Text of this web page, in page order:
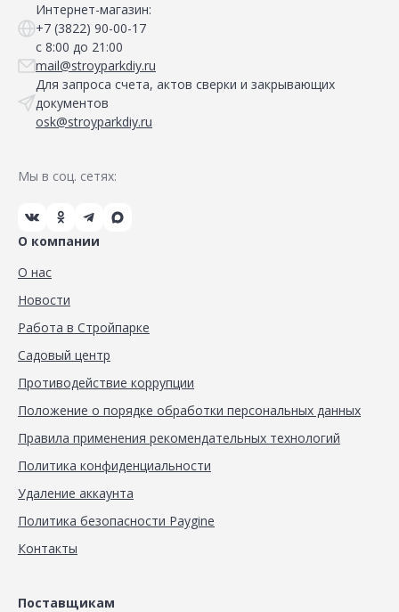
Интернет-магазин:
+7 (3822) 90-00-17
с 8:00 до 21:00
mail@stroyparkdiy.ru
Для запроса счета, актов сверки и закрывающих
документов
osk@stroyparkdiy.ru
Мы в соц. сетях:
О компании
О нас
Новости
Работа в Стройпарке
Садовый центр
Противодействие коррупции
Положение о порядке обработки персональных данных
Правила применения рекомендательных технологий
Политика конфиденциальности
Удаление аккаунта
Политика безопасности Paygine
Контакты
Поставщикам